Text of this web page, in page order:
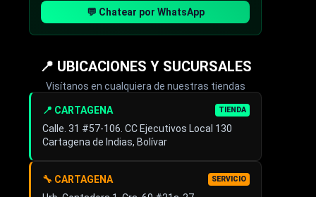
💬 Chatear por WhatsApp
📍 UBICACIONES Y SUCURSALES
Visítanos en cualquiera de nuestras tiendas
📍 CARTAGENA TIENDA
Calle. 31 #57-106. CC Ejecutivos Local 130
Cartagena de Indias, Bolívar
🔧 CARTAGENA SERVICIO